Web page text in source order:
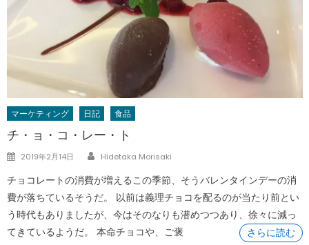
マーケティング 日記 食品
チ・ョ・コ・レー・ト
Posted
2019年2月14日 Author
Hidetaka Morisaki
チョコレートの消費が増えるこの季節、そうバレンタインデーの消
費が落ちているそうだ。 以前は義理チョコを配るのが当たり前とい
う時代もありましたが、今はそのなりも潜めつつあり、徐々に減っ
てきているようだ。 本命チョコや、ご褒
さらに読む